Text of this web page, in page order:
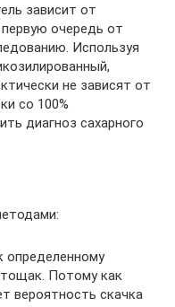
зависит от
очередь от
Используя
не зависят от
со 100%
диагноз сахарного
определенному
Потому как
вероятность скачка